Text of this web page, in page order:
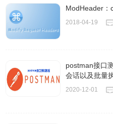
在地址栏中输入chrome：//
并启用开发人员模式。单击
按钮。如下图所示：
ModHeader：
2018-04-19
postman接口
会话以及批量
2020-12-01